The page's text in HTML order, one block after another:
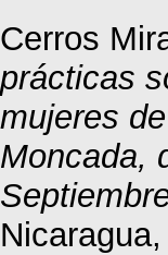
Cerros
prácticas
mujeres
Moncada,